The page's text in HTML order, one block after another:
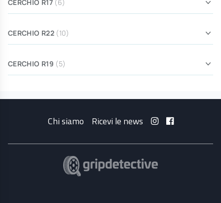
CERCHIO R17 (6)
CERCHIO R22 (10)
CERCHIO R19 (5)
Chi siamo Ricevi le news